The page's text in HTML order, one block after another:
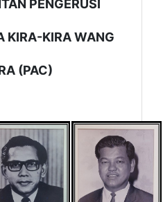
PENGERUSI
KIRA-KIRA WANG
(PAC)